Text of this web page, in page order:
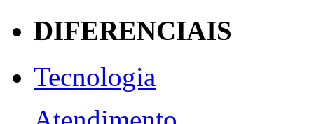
DIFERENCIAIS
Tecnologia